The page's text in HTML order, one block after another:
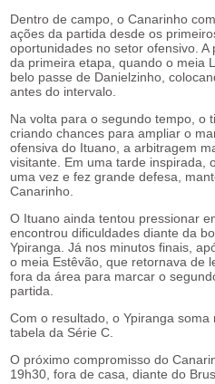
Dentro de campo, o Canarinho
ações da partida desde os
oportunidades no setor ofensivo.
da primeira etapa, quando o meia
belo passe de Danielzinho,
antes do intervalo.
Na volta para o segundo tempo, o
criando chances para ampliar o
ofensiva do Ituano, a arbitragem
visitante. Em uma tarde inspirada,
uma vez e fez grande defesa,
Canarinho.
O Ituano ainda tentou pressionar
encontrou dificuldades diante da
Ypiranga. Já nos minutos finais,
o meia Estêvão, que retornava de
fora da área para marcar o
partida.
Com o resultado, o Ypiranga
tabela da Série C.
O próximo compromisso do
19h30, fora de casa, diante do